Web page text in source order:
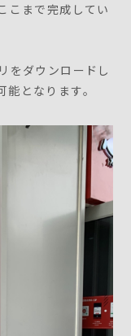
こまで完成してい
をダウンロードし
となります。